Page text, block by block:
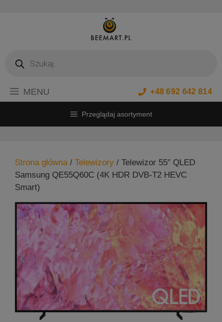
produktów
+48 692 642 814
MENU
Przeglądaj asortyment
Strona główna/ Telewizory / Telewizor 55″ QLED
Samsung QE55Q60C (4K HDR DVB-T2 HEVC
Smart)